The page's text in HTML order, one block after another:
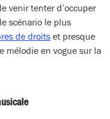
venir tenter d’occuper
scénario le plus
de droits et presque
mélodie en vogue sur la